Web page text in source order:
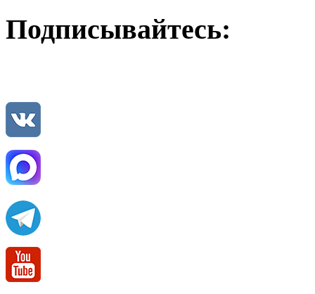
Подписывайтесь: